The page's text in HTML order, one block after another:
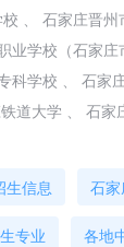
、 石家庄晋
学校（石家
学校 、 石
道大学 、 石家
生信息 石
专业 各地